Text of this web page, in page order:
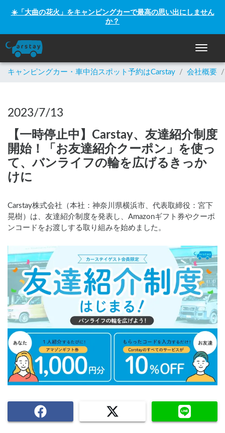
☀️「大曲の花火」をキャンピングカーで最高の思い出にしません
か？
ナビゲ
キャンピングカー・車中泊スポット予約はCarstay / 会社概要 /
2023/7/13
【一時停止中】Carstay、友達紹介制度
開始！「お友達紹介クーポン」を使っ
て、バンライフの輪を広げるきっか
けに
Carstay株式会社（本社：神奈川県横浜市、代表取締役：宮下
晃樹）は、友達紹介制度を発表し、Amazonギフト券やクーポ
ンコードをお渡しする取り組みを始めました。